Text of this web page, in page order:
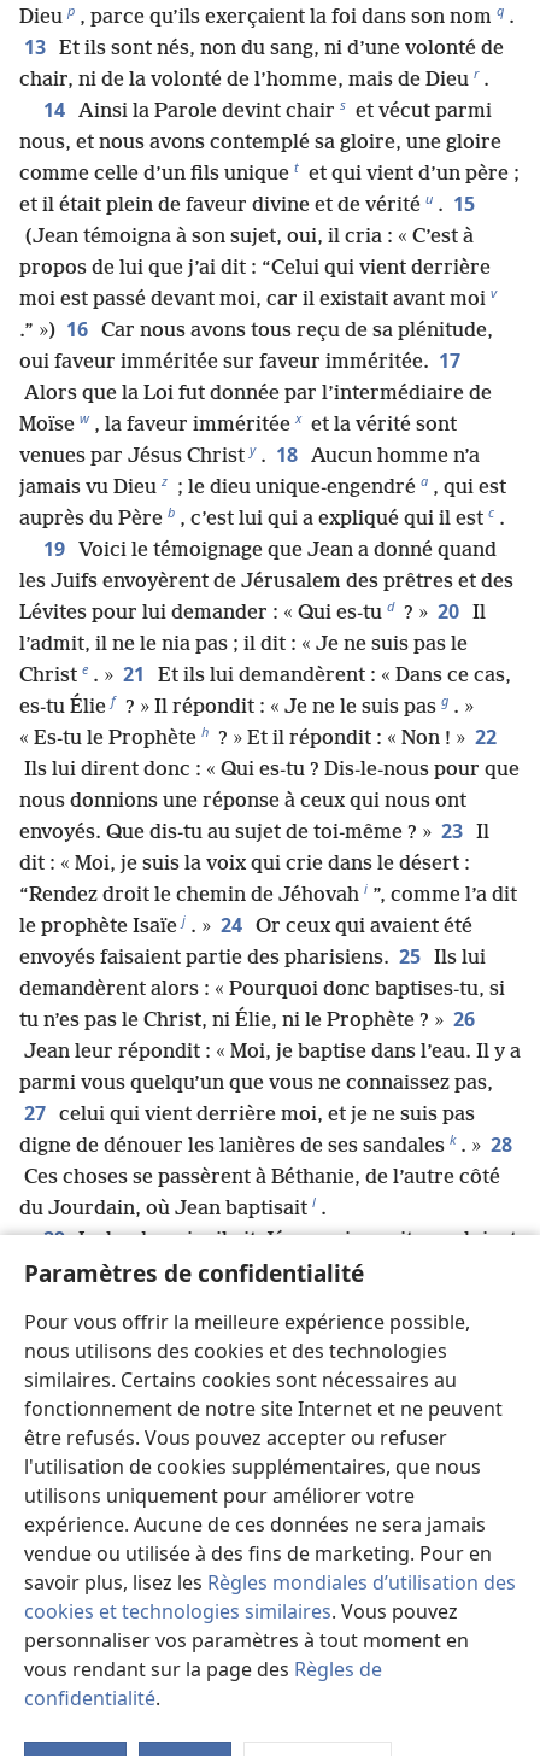
Paramètres de confidentialité
Pour vous offrir la meilleure expérience possible,
nous utilisons des cookies et des technologies
similaires. Certains cookies sont nécessaires au
fonctionnement de notre site Internet et ne peuvent
être refusés. Vous pouvez accepter ou refuser
l'utilisation de cookies supplémentaires, que nous
utilisons uniquement pour améliorer votre
expérience. Aucune de ces données ne sera jamais
vendue ou utilisée à des fins de marketing. Pour en
savoir plus, lisez les Règles mondiales d’utilisation des
cookies et technologies similaires. Vous pouvez
personnaliser vos paramètres à tout moment en
vous rendant sur la page des Règles de
confidentialité.
Dieu p , parce qu’ils exerçaient la foi dans son nom q .
13 Et ils sont nés, non du sang, ni d’une volonté de
chair, ni de la volonté de l’homme, mais de Dieu r .
14 Ainsi la Parole devint chair s et vécut parmi
nous, et nous avons contemplé sa gloire, une gloire
comme celle d’un fils unique t et qui vient d’un père ;
et il était plein de faveur divine et de vérité u . 15
(Jean témoigna à son sujet, oui, il cria : « C’est à
propos de lui que j’ai dit : “Celui qui vient derrière
moi est passé devant moi, car il existait avant moi v
.” ») 16 Car nous avons tous reçu de sa plénitude,
oui faveur imméritée sur faveur imméritée. 17
Alors que la Loi fut donnée par l’intermédiaire de
Moïse w , la faveur imméritée x et la vérité sont
venues par Jésus Christ y . 18 Aucun homme n’a
jamais vu Dieu z ; le dieu unique-engendré a , qui est
auprès du Père b , c’est lui qui a expliqué qui il est c .
19 Voici le témoignage que Jean a donné quand
les Juifs envoyèrent de Jérusalem des prêtres et des
Lévites pour lui demander : « Qui es-tu d ? » 20 Il
l’admit, il ne le nia pas ; il dit : « Je ne suis pas le
Christ e . » 21
Et ils lui demandèrent : « Dans ce cas,
es-tu Élie f ? » Il répondit : « Je ne le suis pas g . »
« Es-tu le Prophète h ? » Et il répondit : « Non ! » 22
Ils lui dirent donc : « Qui es-tu ? Dis-le-nous pour que
nous donnions une réponse à ceux qui nous ont
envoyés. Que dis-tu au sujet de toi-même ? » 23 Il
dit : « Moi, je suis la voix qui crie dans le désert :
“Rendez droit le chemin de Jéhovah i ”, comme l’a dit
le prophète Isaïe j . » 24 Or ceux qui avaient été
envoyés faisaient partie des pharisiens. 25 Ils lui
demandèrent alors : « Pourquoi donc baptises-tu, si
tu n’es pas le Christ, ni Élie, ni le Prophète ? » 26
Jean leur répondit : « Moi, je baptise dans l’eau. Il y a
parmi vous quelqu’un que vous ne connaissez pas,
27 celui qui vient derrière moi, et je ne suis pas
digne de dénouer les lanières de ses sandales k . » 28
Ces choses se passèrent à Béthanie, de l’autre côté
du Jourdain, où Jean baptisait l .
29 Le lendemain, il vit Jésus qui venait vers lui, et
il dit : « Voyez : l’Agneau m de Dieu qui enlève le
“Derrière moi vient un homme qui est passé devant
moi, car il existait avant moi p .” 31 Moi non plus je
ne le connaissais pas, mais voilà pourquoi je suis
venu baptiser dans l’eau : pour qu’Israël en vienne à
le connaître
. » 32 Jean témoigna aussi, en disant :
« J’ai vu l’esprit descendre du ciel comme une
colombe, et il est demeuré sur lui
33 Moi non plus
je ne le connaissais pas, mais Celui-là même qui m’a
envoyé baptiser dans l’eau m’a dit : “Quel que soit
celui sur qui tu verras l’esprit descendre et
demeurer s , c’est celui-là qui baptise dans de l’esprit
saint t .” 34 Et j’ai vu cela, et j’ai témoigné que celui-
ci est le Fils de Dieu
35 Le lendemain, de nouveau, Jean se tenait là